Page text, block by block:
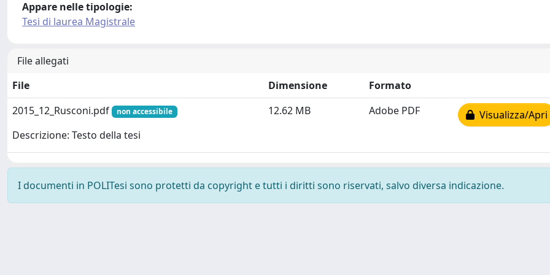
Appare nelle tipologie:
Tesi di laurea Magistrale
File allegati
File
Dimensione
Formato
2015_12_Rusconi.pdf
non accessibile
Descrizione: Testo della tesi
12.62 MB Adobe PDF Visualizza/Apri
I documenti in POLITesi sono protetti da copyright e tutti i diritti sono riservati, salvo diversa indicazione.